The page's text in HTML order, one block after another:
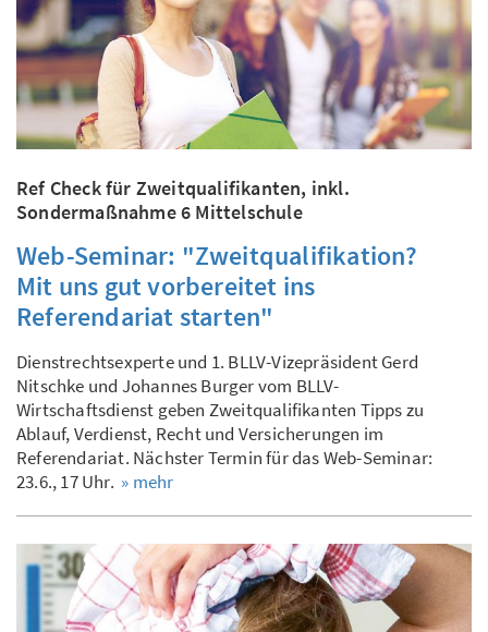
Ref Check für Zweitqualifikanten, inkl.
Sondermaßnahme 6 Mittelschule
Web-Seminar: "Zweitqualifikation?
Mit uns gut vorbereitet ins
Referendariat starten"
Dienstrechtsexperte und 1. BLLV-Vizepräsident Gerd
Nitschke und Johannes Burger vom BLLV-
Wirtschaftsdienst geben Zweitqualifikanten Tipps zu
Ablauf, Verdienst, Recht und Versicherungen im
Referendariat. Nächster Termin für das Web-Seminar:
23.6., 17 Uhr. » mehr